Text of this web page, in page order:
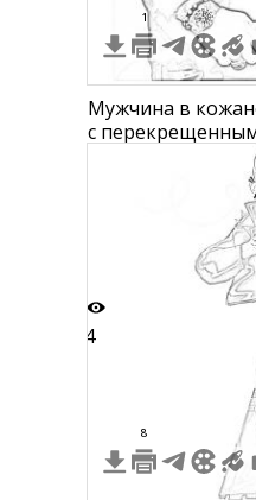
1
Мужчина в
с
и кольца на
4
8